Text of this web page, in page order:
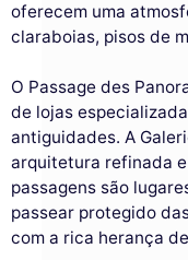
oferecem uma
claraboias, pisos de
O Passage des
de lojas
antiguidades. A
arquitetura refinada
passagens são
passear protegido
com a rica herança